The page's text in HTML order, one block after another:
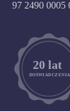
97 2490 0005
DOŚWIADCZENIA
	20 lat